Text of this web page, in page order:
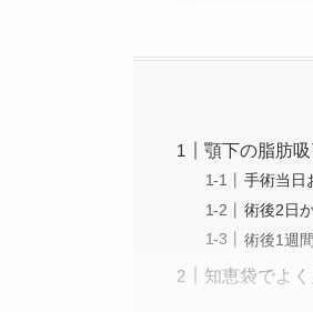
顎下の脂肪
手術当日
術後2日
術後1週
知恵袋でよ